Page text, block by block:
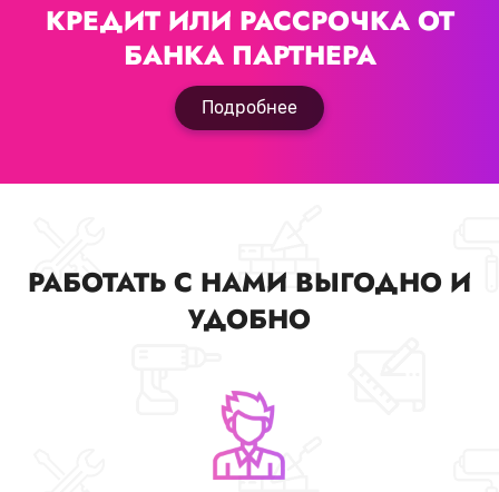
КРЕДИТ ИЛИ РАССРОЧКА ОТ
БАНКА ПАРТНЕРА
Подробнее
РАБОТАТЬ С НАМИ ВЫГОДНО И
УДОБНО